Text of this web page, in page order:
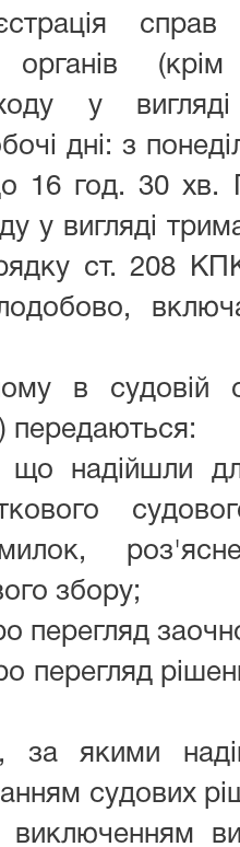
органів
у
дні: з
16 год. 30 хв.
у вигляді
ст. 208
в судовій
передаються:
що надійшли
збору;
перегляд
перегляд
за якими
судових